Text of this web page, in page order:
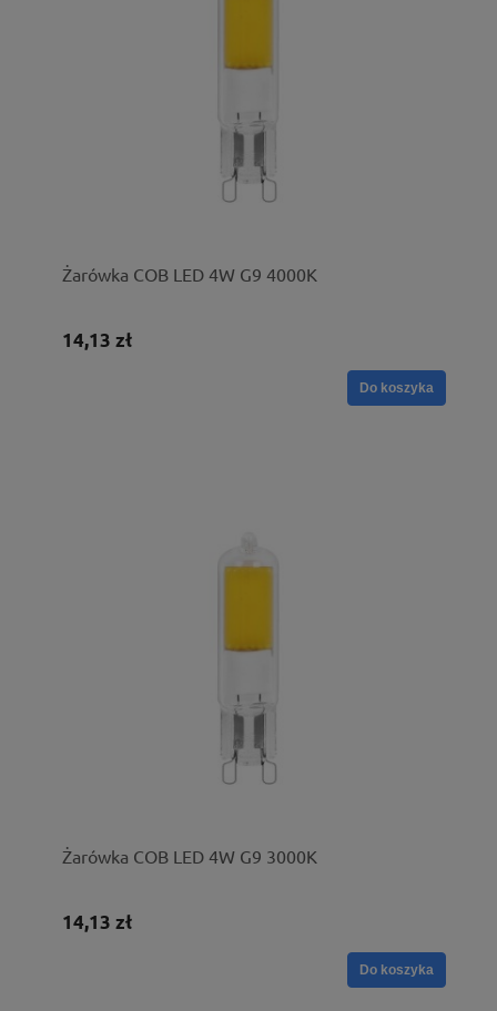
Żarówka COB LED 4W G9 4000K
14,13 zł
Do koszyka
Żarówka COB LED 4W G9 3000K
14,13 zł
Do koszyka